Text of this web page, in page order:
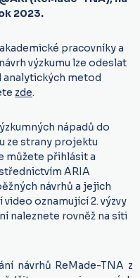
2023.
pracovníky a
výzkumu lze odeslat
analytických metod
zde.
nápadů do
ze strany projektu
můžete přihlásit a
ARIA
návrhů a jejich
oznamující 2. výzvy
naleznete rovněž na síti
návrhů ReMade-TNA z